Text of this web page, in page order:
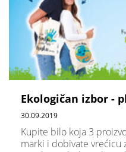
Ekologičan izbor -
30.09.2019
Kupite bilo koja 3
marki i dobivate vrećicu